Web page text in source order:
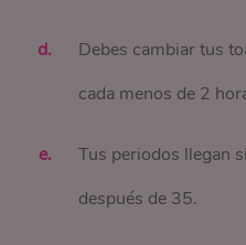
Debes cambiar tus
cada menos de 2
Tus periodos llegan
después de 35.